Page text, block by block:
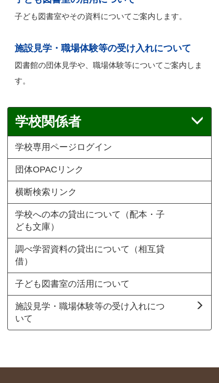
子ども図書室やその資料についてご案内します。
施設見学・職場体験等の受け入れについて
図書館の団体見学や、職場体験等についてご案内しま
す。
学校関係者
学校専用ページログイン
団体OPACリンク
横断検索リンク
学校への本の貸出について（配本・子
ども文庫）
調べ学習資料の貸出について（相互貸
借）
子ども図書室の活用について
施設見学・職場体験等の受け入れにつ
いて